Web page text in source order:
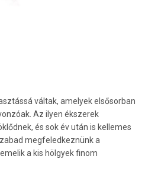
váltak, amelyek elsősorban
Az ilyen ékszerek
és sok év után is kellemes
megfeledkeznünk a
a kis hölgyek finom